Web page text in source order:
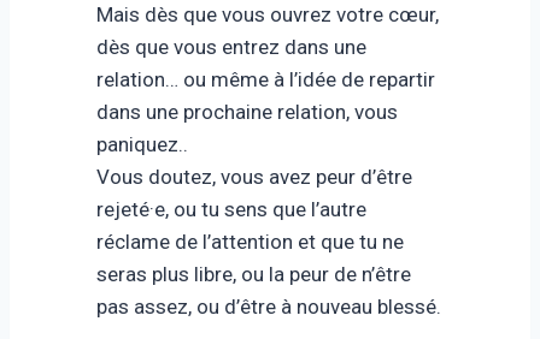
Mais dès que vous ouvrez votre cœur,
dès que vous entrez dans une
relation… ou même à l’idée de repartir
dans une prochaine relation, vous
paniquez..
Vous doutez, vous avez peur d’être
rejeté·e, ou tu sens que l’autre
réclame de l’attention et que tu ne
seras plus libre, ou la peur de n’être
pas assez, ou d’être à nouveau blessé.